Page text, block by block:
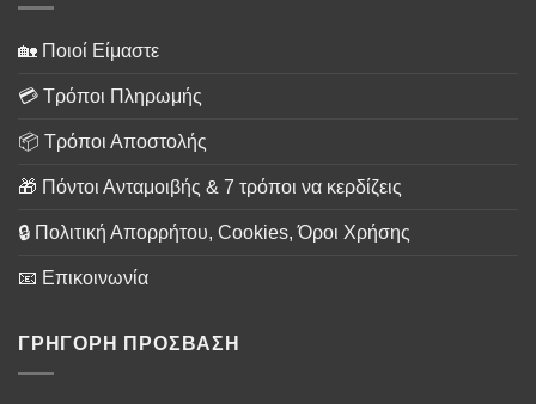
🏡 Ποιοί Είμαστε
💳 Τρόποι Πληρωμής
📦 Τρόποι Αποστολής
🎁 Πόντοι Ανταμοιβής & 7 τρόποι να κερδίζεις
🔒 Πολιτική Απορρήτου, Cookies, Όροι Χρήσης
📧 Επικοινωνία
ΓΡΗΓΟΡΗ ΠΡΟΣΒΑΣΗ